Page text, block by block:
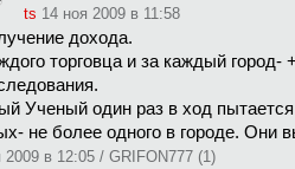
ts 14 ноя 2009 в 11:58
дохода.
торговца и за каждый город-
Ученый один раз в ход
не более одного в городе. Они
2009 в 12:05 / GRIFON777 (1)